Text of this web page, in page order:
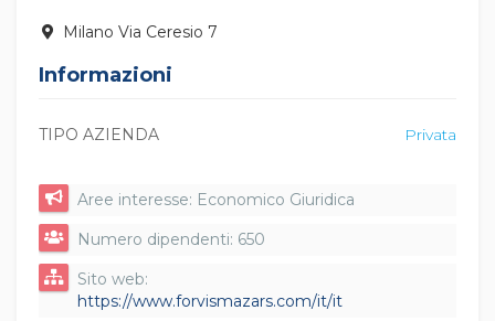
Milano Via Ceresio 7
Informazioni
TIPO AZIENDA Privata
Aree interesse: Economico Giuridica
Numero dipendenti: 650
Sito web:
https://www.forvismazars.com/it/it